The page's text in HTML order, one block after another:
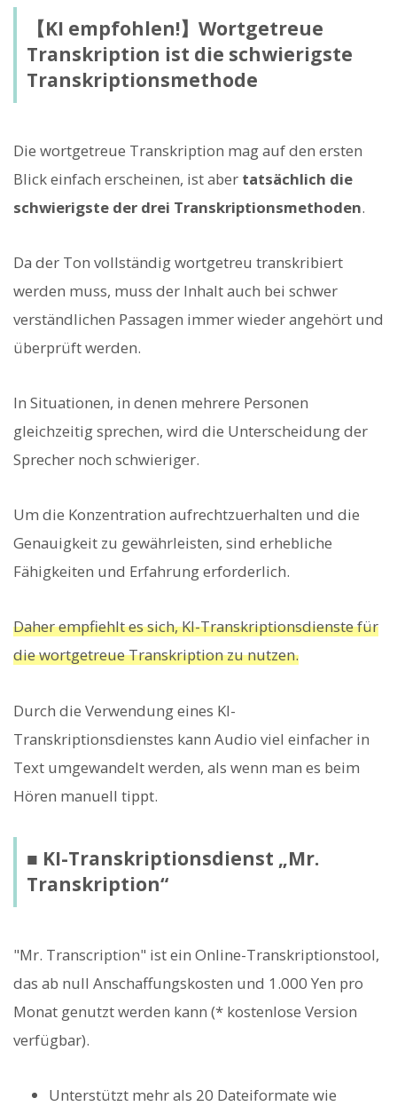
【KI empfohlen!】Wortgetreue
Transkription ist die schwierigste
Transkriptionsmethode
Die wortgetreue Transkription mag auf den ersten
Blick einfach erscheinen, ist aber tatsächlich die
schwierigste der drei Transkriptionsmethoden.
Da der Ton vollständig wortgetreu transkribiert
werden muss, muss der Inhalt auch bei schwer
verständlichen Passagen immer wieder angehört und
überprüft werden.
In Situationen, in denen mehrere Personen
gleichzeitig sprechen, wird die Unterscheidung der
Sprecher noch schwieriger.
Um die Konzentration aufrechtzuerhalten und die
Genauigkeit zu gewährleisten, sind erhebliche
Fähigkeiten und Erfahrung erforderlich.
Daher empfiehlt es sich, KI-Transkriptionsdienste für
die wortgetreue Transkription zu nutzen.
Durch die Verwendung eines KI-
Transkriptionsdienstes kann Audio viel einfacher in
Text umgewandelt werden, als wenn man es beim
Hören manuell tippt.
■ KI-Transkriptionsdienst „Mr.
Transkription“
"Mr. Transcription" ist ein Online-Transkriptionstool,
das ab null Anschaffungskosten und 1.000 Yen pro
Monat genutzt werden kann (* kostenlose Version
verfügbar).
Unterstützt mehr als 20 Dateiformate wie